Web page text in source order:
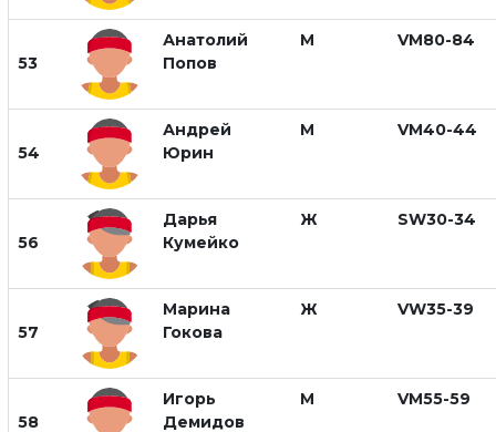
53
Анатолий
Попов
М VM80-84
54
Андрей
Юрин
М VM40-44
56
Дарья
Кумейко
Ж SW30-34
57
Марина
Гокова
Ж VW35-39
58
Игорь
Демидов
М VM55-59